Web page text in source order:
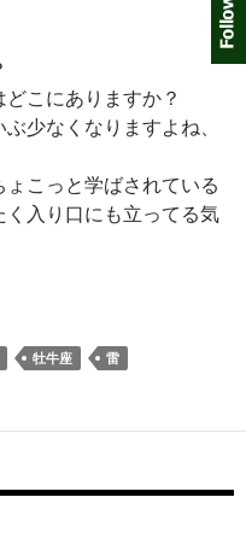
こにありますか？
少なくなりますよね、
こっと学ばされている
入り口にも立ってる気
牡牛座 雷